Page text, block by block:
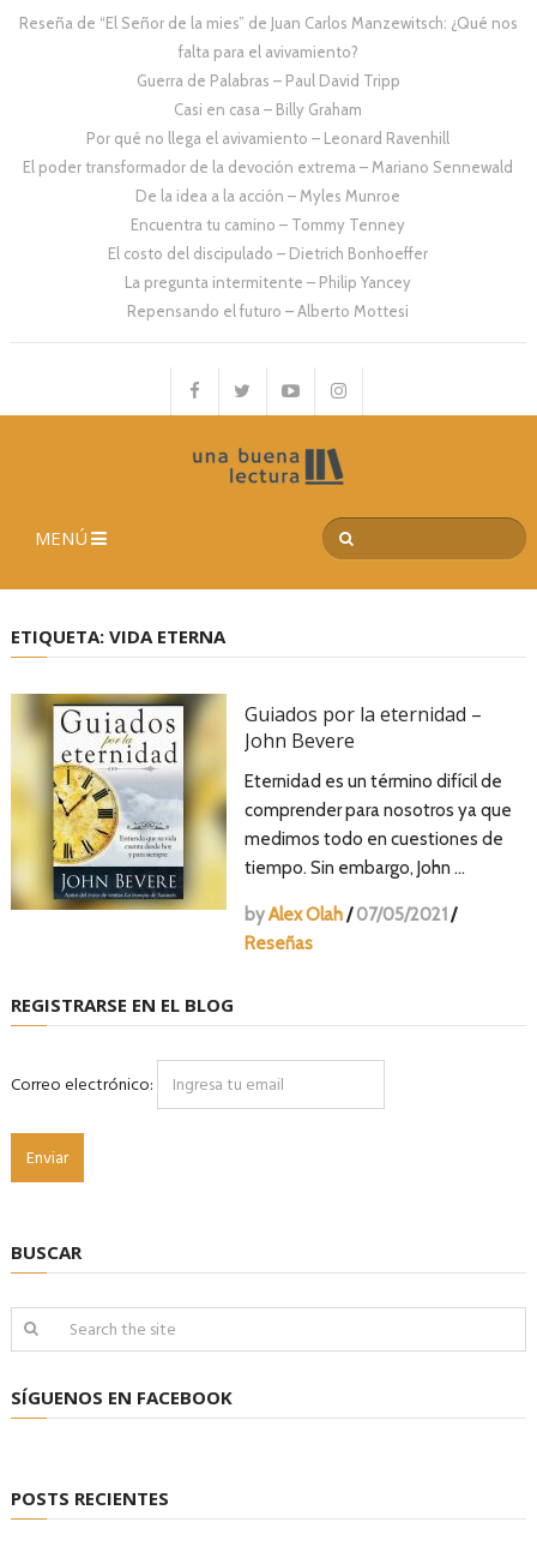
Reseña de “El Señor de la mies” de Juan Carlos Manzewitsch: ¿Qué nos
falta para el avivamiento?
Guerra de Palabras – Paul David Tripp
Casi en casa – Billy Graham
Por qué no llega el avivamiento – Leonard Ravenhill
El poder transformador de la devoción extrema – Mariano Sennewald
De la idea a la acción – Myles Munroe
Encuentra tu camino – Tommy Tenney
El costo del discipulado – Dietrich Bonhoeffer
La pregunta intermitente – Philip Yancey
Repensando el futuro – Alberto Mottesi
MENÚ
ETIQUETA: VIDA ETERNA
Guiados por la eternidad –
John Bevere
Eternidad es un término difícil de
comprender para nosotros ya que
medimos todo en cuestiones de
tiempo. Sin embargo, John …
byAlex Olah/ 07/05/2021/
Reseñas
REGISTRARSE EN EL BLOG
Correo electrónico:
BUSCAR
SÍGUENOS EN FACEBOOK
POSTS RECIENTES